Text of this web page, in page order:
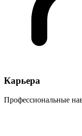
Карьера
Профессиональные